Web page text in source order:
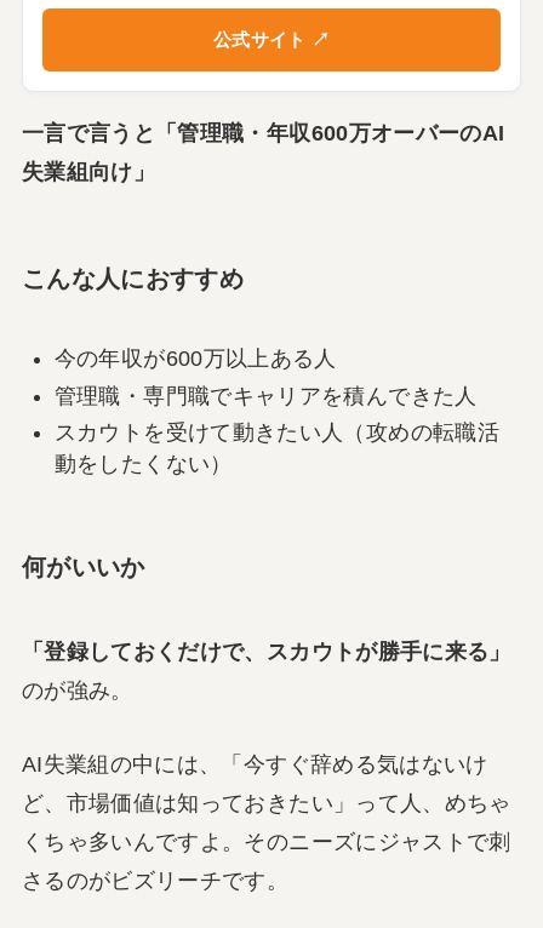
公式サイト ↗
一言で言うと「管理職・年収600万オーバーのAI
失業組向け」
こんな人におすすめ
今の年収が600万以上ある人
管理職・専門職でキャリアを積んできた人
スカウトを受けて動きたい人（攻めの転職活
動をしたくない）
何がいいか
「登録しておくだけで、スカウトが勝手に来る」
のが強み。
AI失業組の中には、「今すぐ辞める気はないけ
ど、市場価値は知っておきたい」って人、めちゃ
くちゃ多いんですよ。そのニーズにジャストで刺
さるのがビズリーチです。